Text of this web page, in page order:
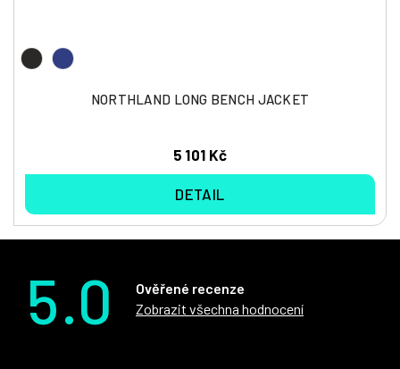
NORTHLAND LONG BENCH JACKET
5 101 Kč
DETAIL
5.0
Ověřené recenze
Zobrazit všechna hodnocení